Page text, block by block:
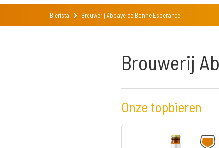
Bierista Brouwerij Abbaye de Bonne Esperance
Brouwerij
Onze topbieren